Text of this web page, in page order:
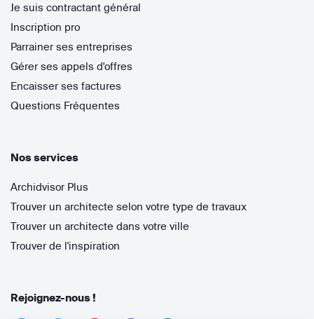
Je suis contractant général
Inscription pro
Parrainer ses entreprises
Gérer ses appels d'offres
Encaisser ses factures
Questions Fréquentes
Nos services
Archidvisor Plus
Trouver un architecte selon votre type de travaux
Trouver un architecte dans votre ville
Trouver de l'inspiration
Rejoignez-nous !